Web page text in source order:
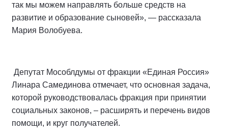
так мы можем направлять больше средств на
развитие и образование сыновей», — рассказала
Мария Волобуева.
Депутат Мособлдумы от фракции «Единая Россия»
Линара Самединова отмечает, что основная задача,
которой руководствовалась фракция при принятии
социальных законов, – расширять и перечень видов
помощи, и круг получателей.